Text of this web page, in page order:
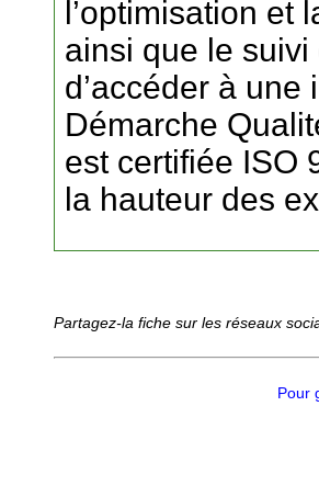
l’optimisation et
ainsi que le suivi
d’accéder à une
Démarche
est certifiée ISO
la hauteur des
Partagez-la fiche sur les réseaux
Pour